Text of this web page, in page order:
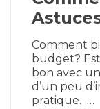
Comment
budget?
bon avec
d’un peu
pratique. …